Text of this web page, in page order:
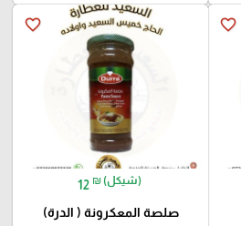
favorite_border
favorite_border
12 ₪ (شيكل)
صلصة المعكرونة ( الدرة)